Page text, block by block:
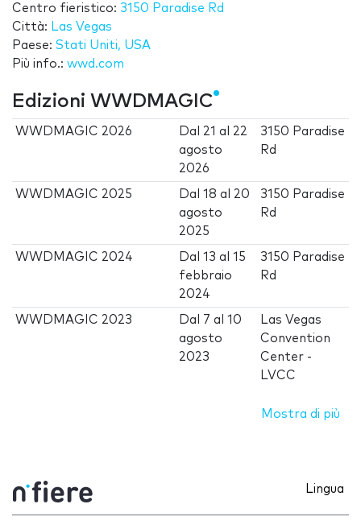
Centro fieristico: 3150 Paradise Rd
Città: Las Vegas
Paese: Stati Uniti, USA
Più info.: wwd.com
Edizioni WWDMAGIC
WWDMAGIC 2026 Dal 21 al 22
agosto
2026
3150 Paradise
Rd
WWDMAGIC 2025 Dal18 al 20
agosto
2025
3150 Paradise
Rd
WWDMAGIC 2024 Dal13 al15
febbraio
2024
3150 Paradise
Rd
WWDMAGIC 2023 Dal 7 al10
agosto
2023
Las Vegas
Convention
Center -
LVCC
Mostra di più
Lingua